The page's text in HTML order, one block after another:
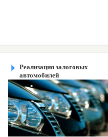
Реализация залоговых
автомобилей